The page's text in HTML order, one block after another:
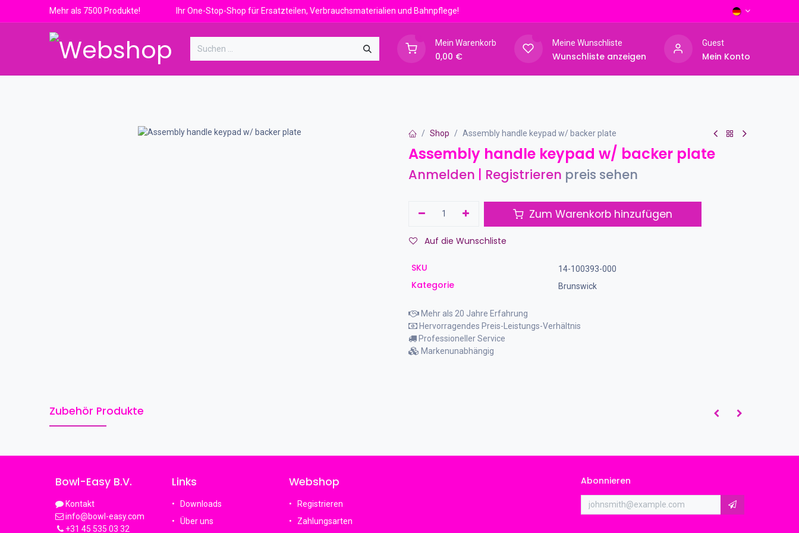
Zum Inhalt springenMehr als 7500 Produkte! Ihr One-Stop-Shop für Ersatzteilen, Verbrauchsmaterialien und Bahnpflege!
Mein Warenkorb
0,00 €
Meine Wunschliste
Wunschliste anzeigen
Guest
Mein Konto
Shop Assembly handle keypad w/ backer plate
Assembly handle keypad w/ backer plate
Anmelden Registrieren preis sehen
Zum Warenkorb hinzufügen
Auf die Wunschliste
SKU 14-100393-000
Kategorie Brunswick
Mehr als 20 Jahre Erfahrung
Hervorragendes Preis-Leistungs-Verhältnis
Professioneller Service
Markenunabhängig
Zubehör Produkte
Bowl-Easy B.V.
Kontakt
info@bowl-easy.com
+31 45 535 03 32
Abonnieren
Links
Downloads
Über uns
Webshop
Registrieren
Zahlungsarten